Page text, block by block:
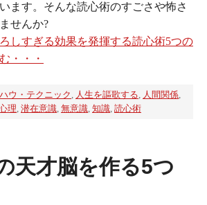
ます。そんな読心術のすごさや怖さ
せんか?
しすぎる効果を発揮する読心術5つの
・・・
ウ・テクニック, 人生を謳歌する, 人間関係,
理, 潜在意識, 無意識, 知識, 読心術
天才脳を作る5つ